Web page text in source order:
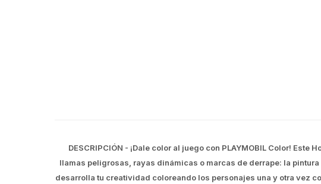
DESCRIPCIÓN - ¡Dale color al juego con PLAYMOBIL Color!
llamas peligrosas, rayas dinámicas o marcas de derrape: la
desarrolla tu creatividad coloreando los personajes una y otra vez